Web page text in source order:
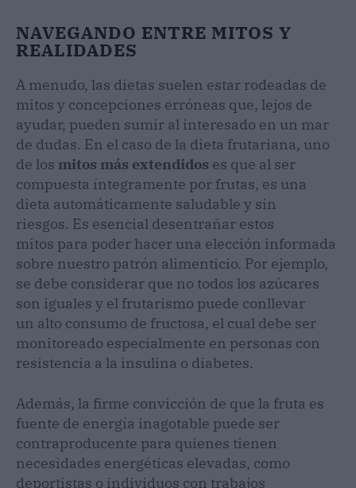
NAVEGANDO ENTRE MITOS Y
REALIDADES
A menudo, las dietas suelen estar rodeadas de
mitos y concepciones erróneas que, lejos de
ayudar, pueden sumir al interesado en un mar
de dudas. En el caso de la dieta frutariana, uno
de los mitos más extendidos es que al ser
compuesta íntegramente por frutas, es una
dieta automáticamente saludable y sin
riesgos. Es esencial desentrañar estos
mitos para poder hacer una elección informada
sobre nuestro patrón alimenticio. Por ejemplo,
se debe considerar que no todos los azúcares
son iguales y el frutarismo puede conllevar
un alto consumo de fructosa, el cual debe ser
monitoreado especialmente en personas con
resistencia a la insulina o diabetes.
Además, la firme convicción de que la fruta es
fuente de energía inagotable puede ser
contraproducente para quienes tienen
necesidades energéticas elevadas, como
deportistas o individuos con trabajos